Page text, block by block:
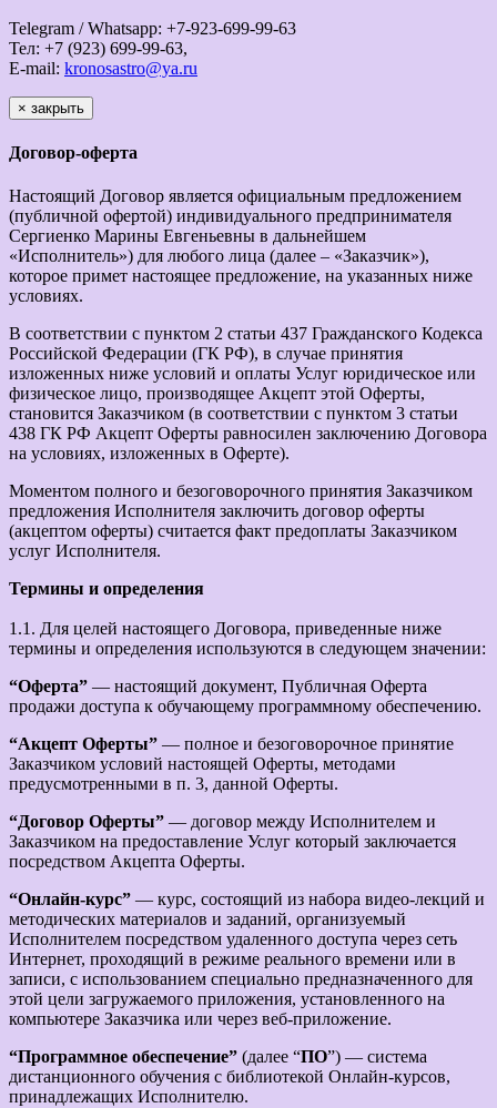
Telegram / Whatsapp: +7-923-699-99-63
Тел: +7 (923) 699-99-63,
E-mail: kronosastro@ya.ru
× закрыть
Договор-оферта
Настоящий Договор является официальным предложением
(публичной офертой) индивидуального предпринимателя
Сергиенко Марины Евгеньевны в дальнейшем
«Исполнитель») для любого лица (далее – «Заказчик»),
которое примет настоящее предложение, на указанных ниже
условиях.
В соответствии с пунктом 2 статьи 437 Гражданского Кодекса
Российской Федерации (ГК РФ), в случае принятия
изложенных ниже условий и оплаты Услуг юридическое или
физическое лицо, производящее Акцепт этой Оферты,
становится Заказчиком (в соответствии с пунктом 3 статьи
438 ГК РФ Акцепт Оферты равносилен заключению Договора
на условиях, изложенных в Оферте).
Моментом полного и безоговорочного принятия Заказчиком
предложения Исполнителя заключить договор оферты
(акцептом оферты) считается факт предоплаты Заказчиком
услуг Исполнителя.
Термины и определения
1.1. Для целей настоящего Договора, приведенные ниже
термины и определения используются в следующем значении:
“Оферта” — настоящий документ, Публичная Оферта
продажи доступа к обучающему программному обеспечению.
“Акцепт Оферты” — полное и безоговорочное принятие
Заказчиком условий настоящей Оферты, методами
предусмотренными в п. 3, данной Оферты.
“Договор Оферты” — договор между Исполнителем и
Заказчиком на предоставление Услуг который заключается
посредством Акцепта Оферты.
“Онлайн-курс” — курс, состоящий из набора видео-лекций и
методических материалов и заданий, организуемый
Исполнителем посредством удаленного доступа через сеть
Интернет, проходящий в режиме реального времени или в
записи, с использованием специально предназначенного для
этой цели загружаемого приложения, установленного на
компьютере Заказчика или через веб-приложение.
“Программное обеспечение” (далее “ПО”) — система
дистанционного обучения с библиотекой Онлайн-курсов,
принадлежащих Исполнителю.